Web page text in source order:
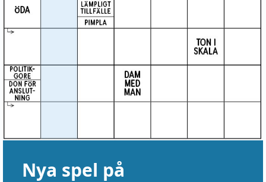
Nya spel på